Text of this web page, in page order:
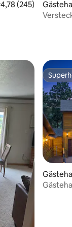
Bewertungen
4,78 (245)